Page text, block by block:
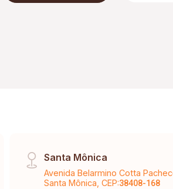
Santa Mônica
Avenida Belarmino Cotta
Santa Mônica, CEP:38408-168